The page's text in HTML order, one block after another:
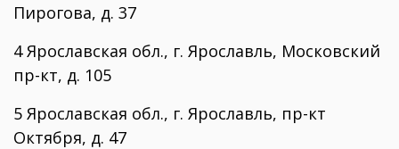
Пирогова, д. 37
4 Ярославская обл., г. Ярославль, Московский
пр-кт, д. 105
5 Ярославская обл., г. Ярославль, пр-кт
Октября, д. 47